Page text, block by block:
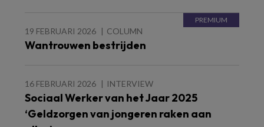
19 FEBRUARI 2026 COLUMN
Wantrouwen bestrijden
16 FEBRUARI 2026 INTERVIEW
Sociaal Werker van het Jaar 2025
‘Geldzorgen van jongeren raken aan